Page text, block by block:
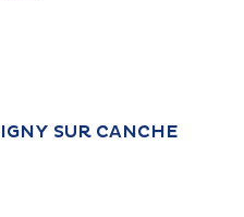
SUR CANCHE